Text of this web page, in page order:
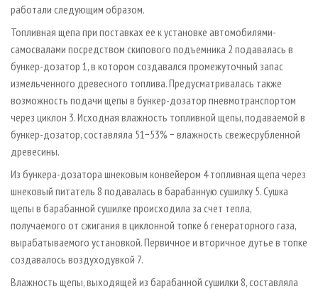
работали следующим образом.
Топливная щепа при поставках ее к установке автомобилями-
самосвалами посредством скипового подъемника 2 подавалась в
бункер-дозатор 1, в котором создавался промежуточный запас
измельченного древесного топлива. Предусматривалась также
возможность подачи щепы в бункер-дозатор пневмотранспортом
через циклон 3. Исходная влажность топливной щепы, подаваемой в
бункер-дозатор, составляла 51−53% − влажность свежесрубленной
древесины.
Из бункера-дозатора шнековым конвейером 4 топливная щепа через
шнековый питатель 8 подавалась в барабанную сушилку 5. Сушка
щепы в барабанной сушилке происходила за счет тепла,
получаемого от сжигания в циклонной топке 6 генераторного газа,
вырабатываемого установкой. Первичное и вторичное дутье в топке
создавалось воздуходувкой 7.
Влажность щепы, выходящей из барабанной сушилки 8, составляла